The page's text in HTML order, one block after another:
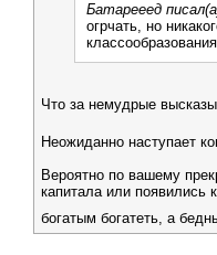
Батарееед
огрчать, но
Что за немудрые
Неожиданно наступает
Вероятно по вашему
капитала или
богатым богатеть, а